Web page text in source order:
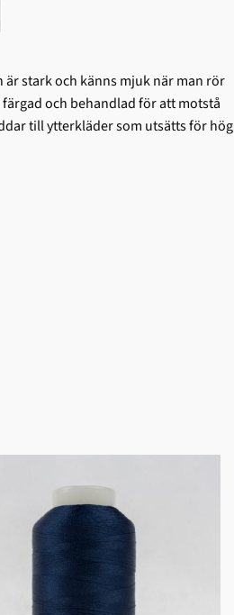
stark och känns mjuk när man rör
och behandlad för att motstå
till ytterkläder som utsätts för hög